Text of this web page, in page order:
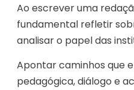
Ao escrever uma
fundamental refletir
analisar o papel das
Apontar caminhos que
pedagógica, diálogo e